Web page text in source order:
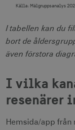
Källa:Målgruppsanalys
I tabellen kan du
bort de
även förstora
I vilka
resenärer
Hemsida/app från